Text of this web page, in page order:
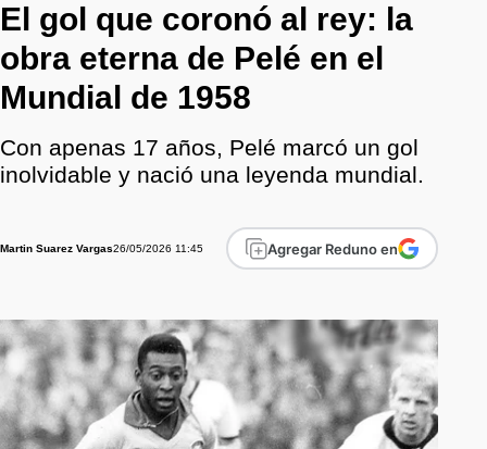
El gol que coronó al rey: la
obra eterna de Pelé en el
Mundial de 1958
Con apenas 17 años, Pelé marcó un gol
inolvidable y nació una leyenda mundial.
Martin Suarez Vargas26/05/2026 11:45 Agregar Reduno en